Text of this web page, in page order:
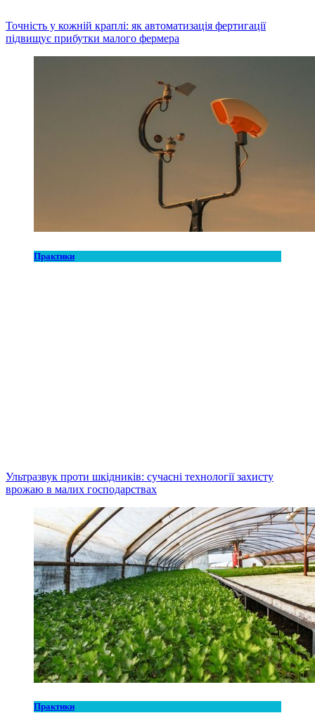
Точність у кожній краплі: як автоматизація фертигації
підвищує прибутки малого фермера
Практики
Ультразвук проти шкідників: сучасні технології захисту
врожаю в малих господарствах
Практики